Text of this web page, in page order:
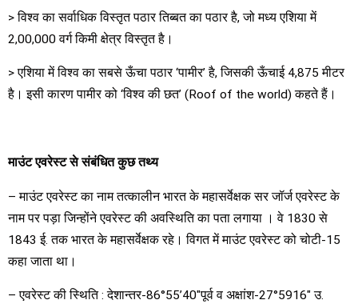
> विश्व का सर्वाधिक विस्तृत पठार तिब्बत का पठार है, जो मध्य एशिया में
2,00,000 वर्ग किमी क्षेत्र विस्तृत है।
> एशिया में विश्व का सबसे ऊँचा पठार ‘पामीर’ है, जिसकी ऊँचाई 4,875 मीटर
है। इसी कारण पामीर को ‘विश्व की छत’ (Roof of the world) कहते हैं।
माउंट एवरेस्ट से संबंधित कुछ तथ्य
– माउंट एवरेस्ट का नाम तत्कालीन भारत के महासर्वेक्षक सर जॉर्ज एवरेस्ट के
नाम पर पड़ा जिन्होंने एवरेस्ट की अवस्थिति का पता लगाया । वे 1830 से
1843 ई. तक भारत के महासर्वेक्षक रहे। विगत में माउंट एवरेस्ट को चोटी-15
कहा जाता था।
– एवरेस्ट की स्थिति : देशान्तर-86°55’40″पूर्व व अक्षांश-27°5916″ उ.